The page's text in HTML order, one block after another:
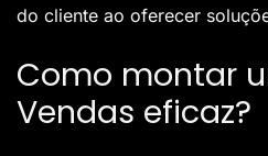
do cliente ao oferecer
Como montar
Vendas eficaz?